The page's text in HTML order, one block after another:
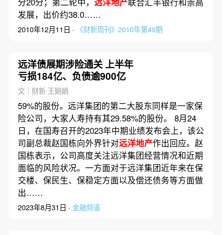
发展，出价约38.0……
2010年12月11日 · 《财新周刊》2010年第49期
远洋债展期涉险通关 上半年
亏损184亿、负债逾900亿
文｜财新 王娟娟
59%的股份。远洋集团的第二大股东同样是一家保
险公司，大家人寿持有其29.58%的股份。 8月24
日，在国寿召开的2023年中期业绩发布会上，该公
司副总裁赵国栋向外界针对远洋地产作出回应。赵
国栋表示，公司高度关注远洋集团经营情况和近期
面临的风险状况。一方面对于远洋集团近年来在保
交楼、保民生、保稳定方面以及偿还债务等方面做
出……
2023年8月31日 · 金融频道